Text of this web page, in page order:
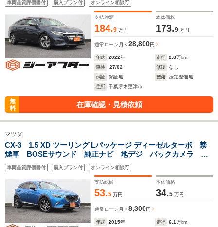
納ミラー USBソケット
車両品質評価書付 購入プラン付 オンライン相談可
支払総額
184.9 万円
本体価格
173.9 万円
通常ローン 月々28,800円
年式 2022年 走行 2.8万km
車検
'27/02 修復
なし
保証
保証無 整備
法定整備無
住所
千葉県木更津市
無
料
在庫確認・見積依頼
マツダ
CX-3 1.5 XD ツーリング Lパッケージ ディーゼルターボ 禁
煙車 BOSEサウンド 純正ナビ 地デジ バックカメラ シ
ートヒーター クルーズコントロール ETC スマートキー
衝突軽減ブレーキ レーンアシスト 雹害車
車両品質評価書付 購入プラン付 オンライン相談可
支払総額
53.5 万円
本体価格
34.5 万円
通常ローン 月々8,300円
年式 2015年 走行 6.1万km